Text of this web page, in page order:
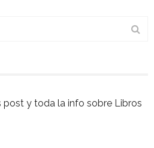
post y toda la info sobre Libros